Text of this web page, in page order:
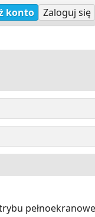
konto Zaloguj się